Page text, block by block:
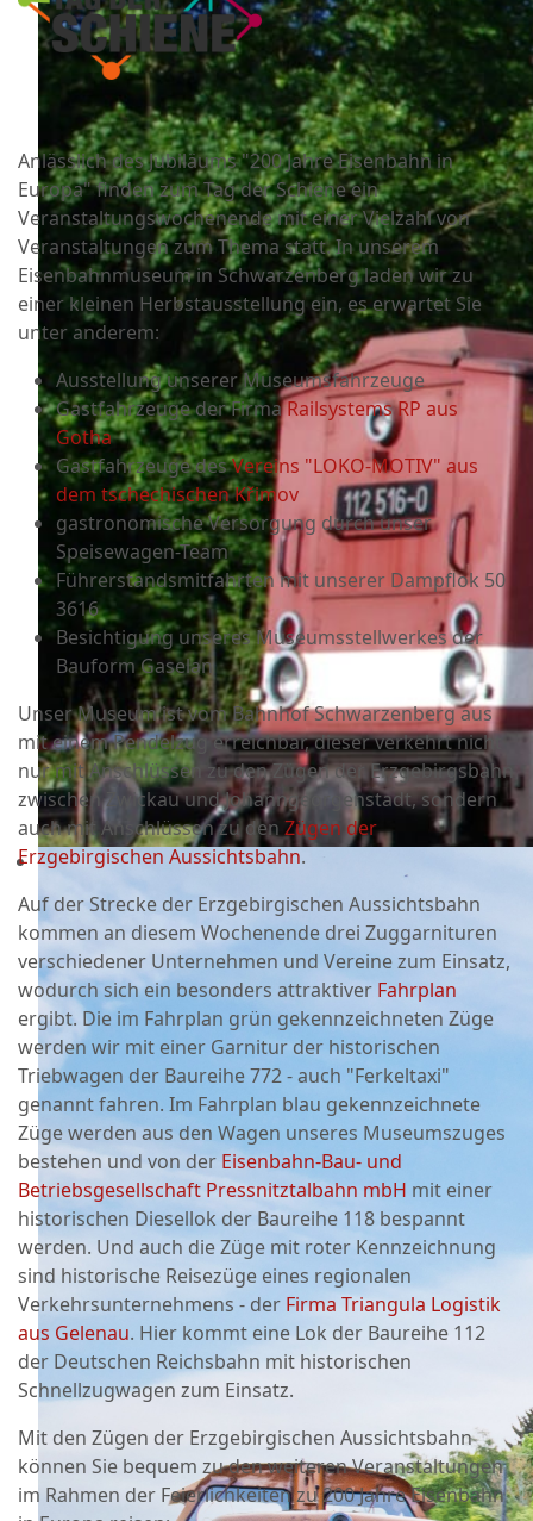
Anlässlich des Jubiläums "200 Jahre Eisenbahn in
Europa" finden zum Tag der Schiene ein
Veranstaltungswochenende mit einer Vielzahl von
Veranstaltungen zum Thema statt. In unserem
Eisenbahnmuseum in Schwarzenberg laden wir zu
einer kleinen Herbstausstellung ein, es erwartet Sie
unter anderem:
Ausstellung unserer Museumsfahrzeuge
Gastfahrzeuge der FirmaRailsystems RP aus
Gotha
Gastfahrzeuge desVereins "LOKO-MOTIV" aus
dem tschechischenKřimov
gastronomische Versorgung durch unser
Speisewagen-Team
Führerstandsmitfahrten mit unserer Dampflok 50
3616
Besichtigung unseres Museumsstellwerkes der
Bauform Gaselan
Unser Museum ist vom Bahnhof Schwarzenberg aus
mit einem Pendelzug erreichbar, dieser verkehrt nicht
nur mit Anschlüssen zu den Zügen der Erzgebirgsbahn
zwischen Zwickau und Johanngeorgenstadt, sondern
auch mit Anschlüssen zu den Zügen der
Erzgebirgischen Aussichtsbahn.
Auf der Strecke der Erzgebirgischen Aussichtsbahn
kommen an diesem Wochenende drei Zuggarnituren
verschiedener Unternehmen und Vereine zum Einsatz,
wodurch sich ein besonders attraktiver Fahrplan
ergibt. Die im Fahrplan grün gekennzeichneten Züge
werden wir mit einer Garnitur der historischen
Triebwagen der Baureihe 772 - auch "Ferkeltaxi"
genannt fahren. Im Fahrplan blau gekennzeichnete
Züge werden aus den Wagen unseres Museumszuges
bestehen und von der Eisenbahn-Bau- und
Betriebsgesellschaft Pressnitztalbahn mbH mit einer
historischen Diesellok der Baureihe 118 bespannt
werden. Und auch die Züge mit roter Kennzeichnung
sind historische Reisezüge eines regionalen
Verkehrsunternehmens - der Firma Triangula Logistik
aus Gelenau. Hier kommt eine Lok der Baureihe 112
der Deutschen Reichsbahn mit historischen
Schnellzugwagen zum Einsatz.
Mit den Zügen der Erzgebirgischen Aussichtsbahn
können Sie bequem zu den weiteren Veranstaltungen
im Rahmen der Feierlichkeiten zu 200 Jahre Eisenbahn